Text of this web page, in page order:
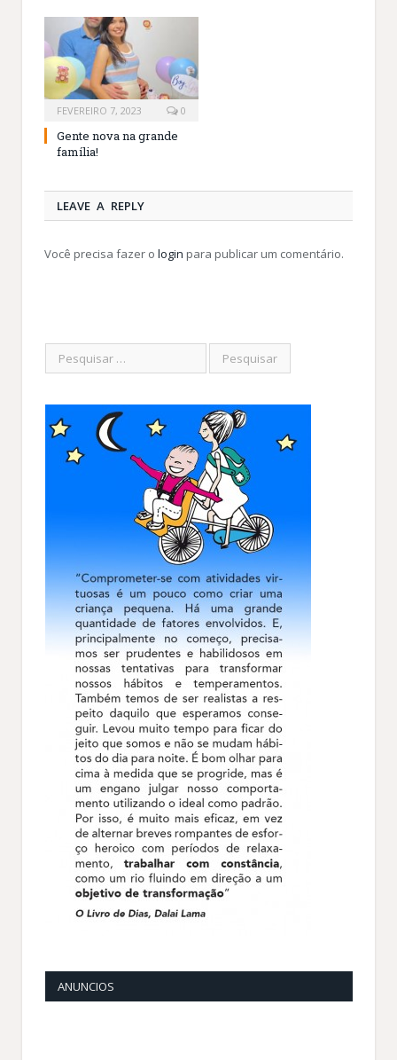
FEVEREIRO 7, 2023 0
Gente nova na grande
família!
LEAVE A REPLY
Você precisa fazer o login para publicar um comentário.
ANUNCIOS